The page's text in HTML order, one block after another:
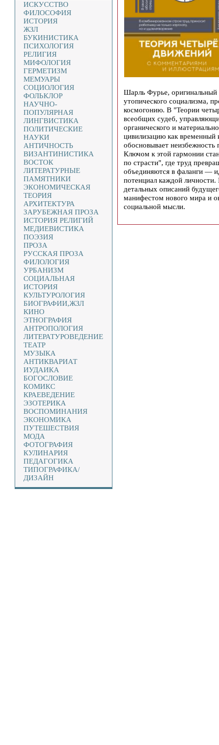
ИСКУССТВО
ФИЛОСОФИЯ
ИСТОРИЯ
ЖЗЛ
БУКИНИСТИКА
ПСИХОЛОГИЯ
РЕЛИГИЯ
МИФОЛОГИЯ
ГЕРМЕТИЗМ
МЕМУАРЫ
СОЦИОЛОГИЯ
ФОЛЬКЛОР
НАУЧНО-
ПОПУЛЯРНАЯ
ЛИНГВИСТИКА
ПОЛИТИЧЕСКИЕ
НАУКИ
АНТИЧНОСТЬ
ВИЗАНТИНИСТИКА
ВОСТОК
ЛИТЕРАТУРНЫЕ
ПАМЯТНИКИ
ЭКОНОМИЧЕСКАЯ
ТЕОРИЯ
АРХИТЕКТУРА
ЗАРУБЕЖНАЯ ПРОЗА
ИСТОРИЯ РЕЛИГИЙ
МЕДИЕВИСТИКА
ПОЭЗИЯ
ПРОЗА
РУССКАЯ ПРОЗА
ФИЛОЛОГИЯ
УРБАНИЗМ
СОЦИАЛЬНАЯ
ИСТОРИЯ
КУЛЬТУРОЛОГИЯ
БИОГРАФИИ,ЖЗЛ
КИНО
ЭТНОГРАФИЯ
АНТРОПОЛОГИЯ
ЛИТЕРАТУРОВЕДЕНИЕ
ТЕАТР
МУЗЫКА
АНТИКВАРИАТ
ИУДАИКА
БОГОСЛОВИЕ
КОМИКС
КРАЕВЕДЕНИЕ
ЭЗОТЕРИКА
ВОСПОМИНАНИЯ
ЭКОНОМИКА
ПУТЕШЕСТВИЯ
МОДА
ФОТОГРАФИЯ
КУЛИНАРИЯ
ПЕДАГОГИКА
ТИПОГРАФИКА/
ДИЗАЙН
Шарль Фурье, оригинальный
утопического социализма,
космогонию. В "Теории
всеобщих судеб,
органического и
цивилизацию как временный
обосновывает
Ключом к этой гармонии
по страсти", где труд
объединяются в фаланги —
потенциал каждой
детальных описаний
манифестом нового мира и
социальной мысли.